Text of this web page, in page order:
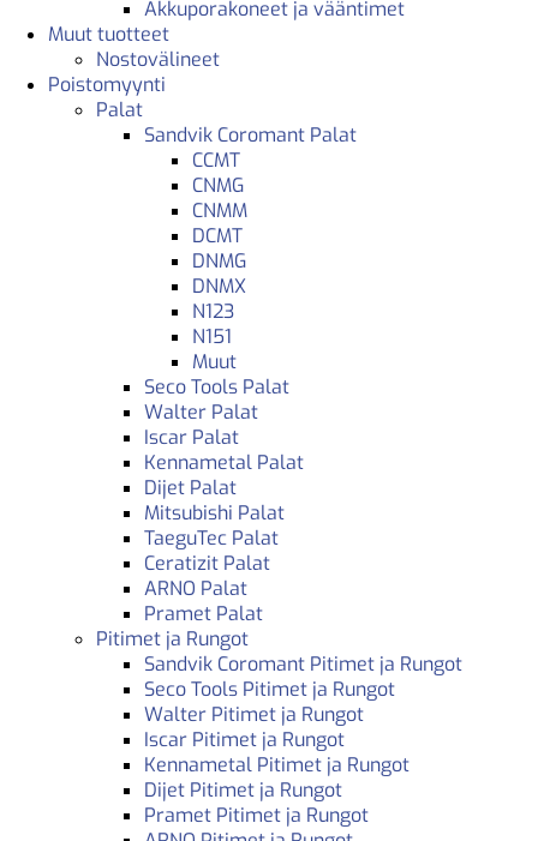
Akkuporakoneet ja vääntimet
Muut tuotteet
Nostovälineet
Poistomyynti
Palat
Sandvik Coromant Palat
CCMT
CNMG
CNMM
DCMT
DNMG
DNMX
N123
N151
Muut
Seco Tools Palat
Walter Palat
Iscar Palat
Kennametal Palat
Dijet Palat
Mitsubishi Palat
TaeguTec Palat
Ceratizit Palat
ARNO Palat
Pramet Palat
Pitimet ja Rungot
Sandvik Coromant Pitimet ja Rungot
Seco Tools Pitimet ja Rungot
Walter Pitimet ja Rungot
Iscar Pitimet ja Rungot
Kennametal Pitimet ja Rungot
Dijet Pitimet ja Rungot
Pramet Pitimet ja Rungot